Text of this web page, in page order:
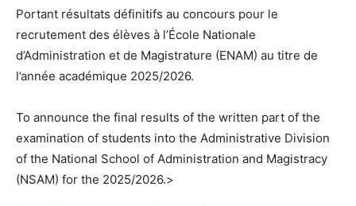
Portant résultats définitifs au concours pour le
recrutement des élèves à l’École Nationale
d’Administration et de Magistrature (ENAM) au titre de
l’année académique 2025/2026.
To announce the final results of the written part of the
examination of students into the Administrative Division
of the National School of Administration and Magistracy
(NSAM) for the 2025/2026.>